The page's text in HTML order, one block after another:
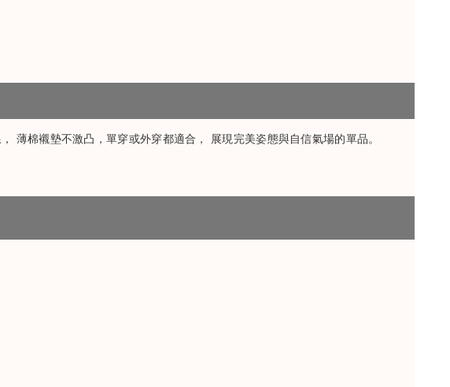
薄棉襯墊不激凸，單穿或外穿都適合， 展現完美姿態與自信氣場的單品。